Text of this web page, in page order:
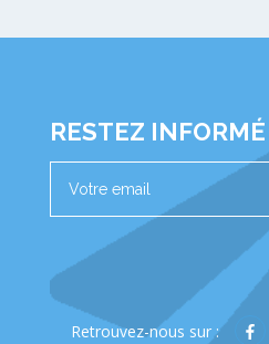
RESTEZ INFORMÉ
Retrouvez-nous sur :